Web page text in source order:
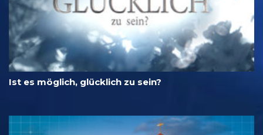
Ist es möglich, glücklich zu sein?